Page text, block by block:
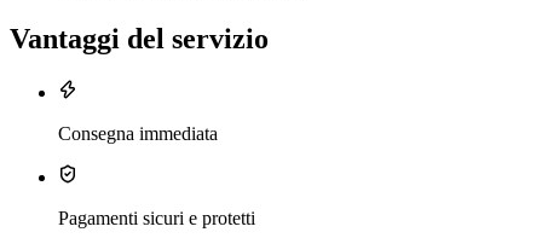
Vantaggi del servizio
Consegna immediata
Pagamenti sicuri e protetti